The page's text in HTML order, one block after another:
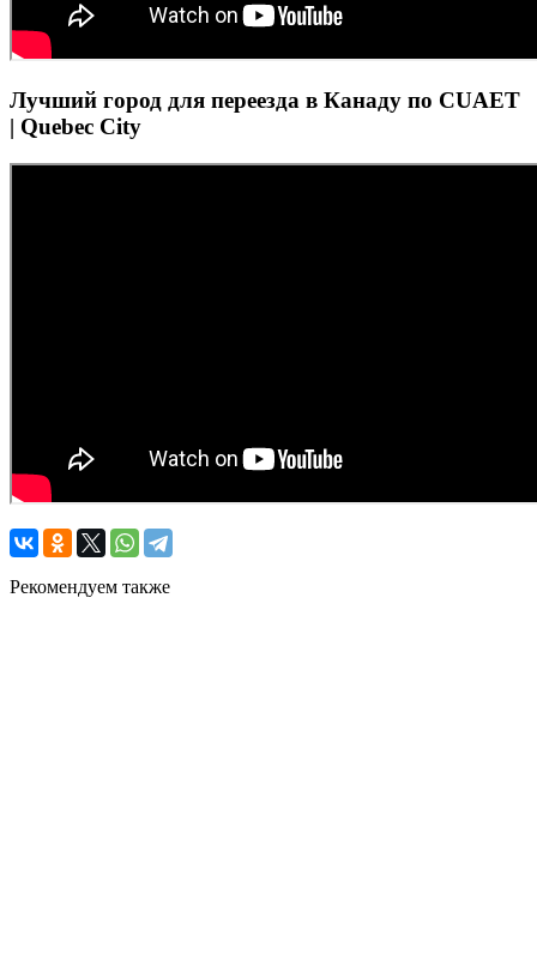
Лучший город для переезда в Канаду по CUAET
| Quebec City
Рекомендуем также